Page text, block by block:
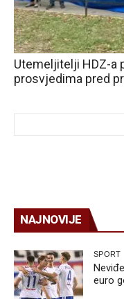
Utemeljitelji HDZ-a
prosvjedima pred
NAJNOVIJE
SPORT
euro